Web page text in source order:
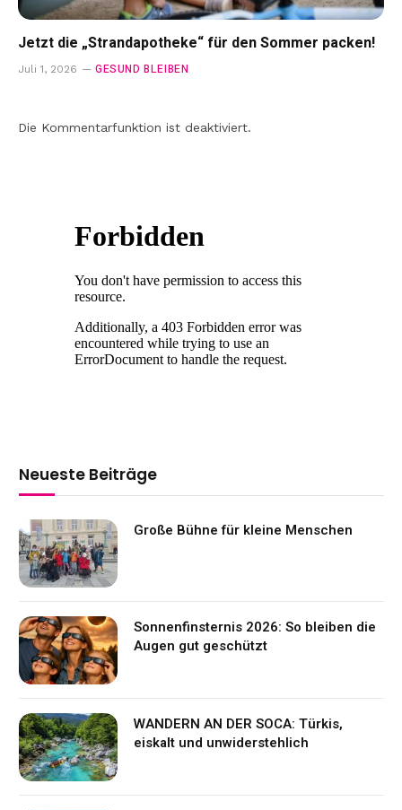
Jetzt die „Strandapotheke“ für den Sommer packen!
Juli 1, 2026 GESUND BLEIBEN
Die Kommentarfunktion ist deaktiviert.
Neueste Beiträge
Große Bühne für kleine Menschen
Sonnenfinsternis 2026: So bleiben die
Augen gut geschützt
WANDERN AN DER SOCA: Türkis,
eiskalt und unwiderstehlich